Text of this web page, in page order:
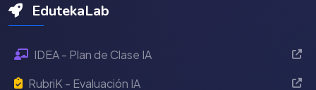
EdutekaLab
IDEA - Plan de Clase IA
RubriK - Evaluación IA